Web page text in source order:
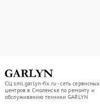
СЦ sml.garlyn-fix.ru - сеть сервисных
центров в Смоленске по ремонту и
обслуживанию техники GARLYN